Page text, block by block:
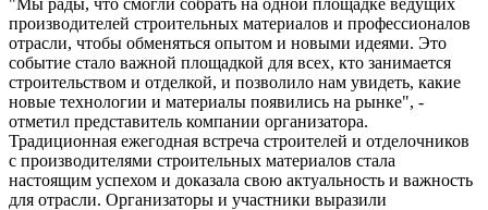
"Мы рады, что смогли собрать на одной площадке ведущих
производителей строительных материалов и профессионалов
отрасли, чтобы обменяться опытом и новыми идеями. Это
событие стало важной площадкой для всех, кто занимается
строительством и отделкой, и позволило нам увидеть, какие
новые технологии и материалы появились на рынке", -
отметил представитель компании организатора.
Традиционная ежегодная встреча строителей и отделочников
с производителями строительных материалов стала
настоящим успехом и доказала свою актуальность и важность
для отрасли. Организаторы и участники выразили